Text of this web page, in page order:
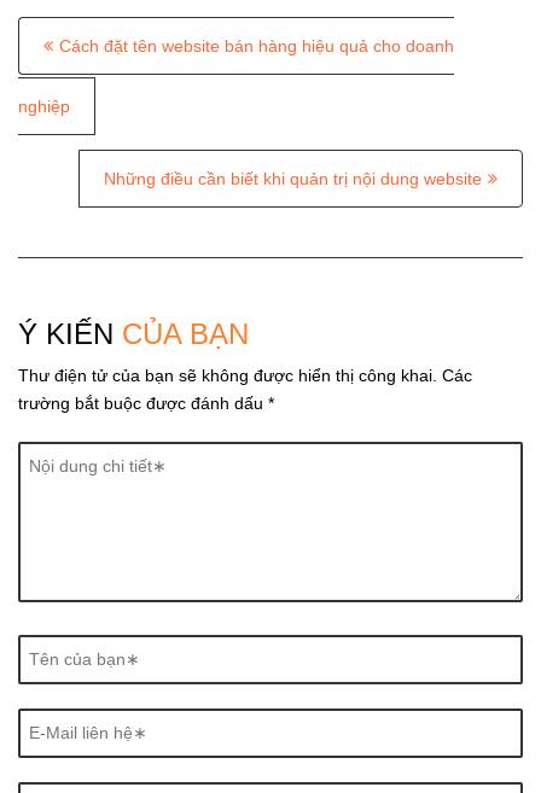
P
o
s
i
g
a
t
Cách đặt tên website bán hàng hiệu quả cho doanh
nghiệp
Những điều cần biết khi quản trị nội dung website
Ý KIẾN CỦA BẠN
Thư điện tử của bạn sẽ không được hiển thị công khai. Các
trường bắt buộc được đánh dấu *